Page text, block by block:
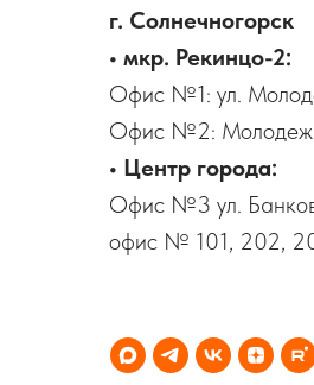
г. Солнечногорск
• мкр. Рекинцо-2:
Офис №1: ул.
Офис №2:
• Центр города:
Офис №3 ул.
офис № 101, 202,